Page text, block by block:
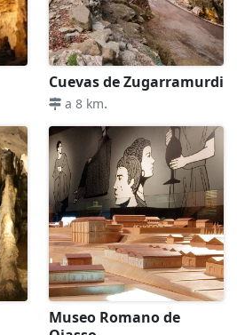
Cuevas de Zugarramurdi
a 8 km.
Museo Romano de